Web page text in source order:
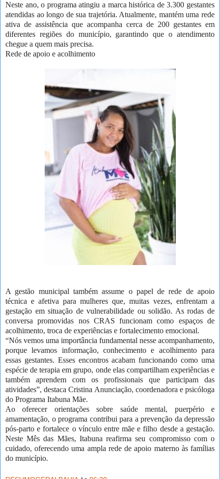
Neste ano, o programa atingiu a marca histórica de 3.300 gestantes
atendidas ao longo de sua trajetória. Atualmente, mantém uma rede
ativa de assistência que acompanha cerca de 200 gestantes em
diferentes regiões do município, garantindo que o atendimento
chegue a quem mais precisa.
Rede de apoio e acolhimento
A gestão municipal também assume o papel de rede de apoio
técnica e afetiva para mulheres que, muitas vezes, enfrentam a
gestação em situação de vulnerabilidade ou solidão. As rodas de
conversa promovidas nos CRAS funcionam como espaços de
acolhimento, troca de experiências e fortalecimento emocional.
“Nós vemos uma importância fundamental nesse acompanhamento,
porque levamos informação, conhecimento e acolhimento para
essas gestantes. Esses encontros acabam funcionando como uma
espécie de terapia em grupo, onde elas compartilham experiências e
também aprendem com os profissionais que participam das
atividades”, destaca Cristina Anunciação, coordenadora e psicóloga
do Programa Itabuna Mãe.
Ao oferecer orientações sobre saúde mental, puerpério e
amamentação, o programa contribui para a prevenção da depressão
pós-parto e fortalece o vínculo entre mãe e filho desde a gestação.
Neste Mês das Mães, Itabuna reafirma seu compromisso com o
cuidado, oferecendo uma ampla rede de apoio materno às famílias
do município.